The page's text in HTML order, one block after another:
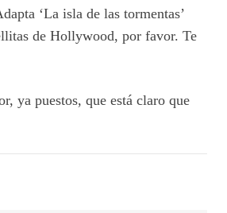
‘La isla de las tormentas’
de Hollywood, por favor. Te
ya puestos, que está claro que